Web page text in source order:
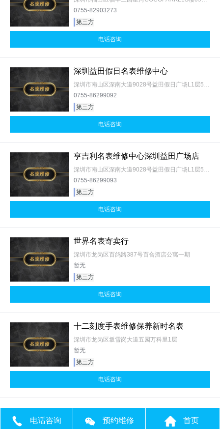
0755-82903273
第三方
电话咨询
深圳益田假日名表维修中心
0755-86299092
第三方
电话咨询
亨吉利名表维修中心深圳益田广场店
0755-86299093
第三方
电话咨询
世界名表寄卖行
深圳市龙岗区百鸽路387号百合酒店公寓一期
暂无
第三方
电话咨询
十二刻度手表维修保养新时名表
深圳市龙岗区坂雪岗大道五园万科里1层
暂无
第三方
电话咨询
电话咨询 预约维修 首页